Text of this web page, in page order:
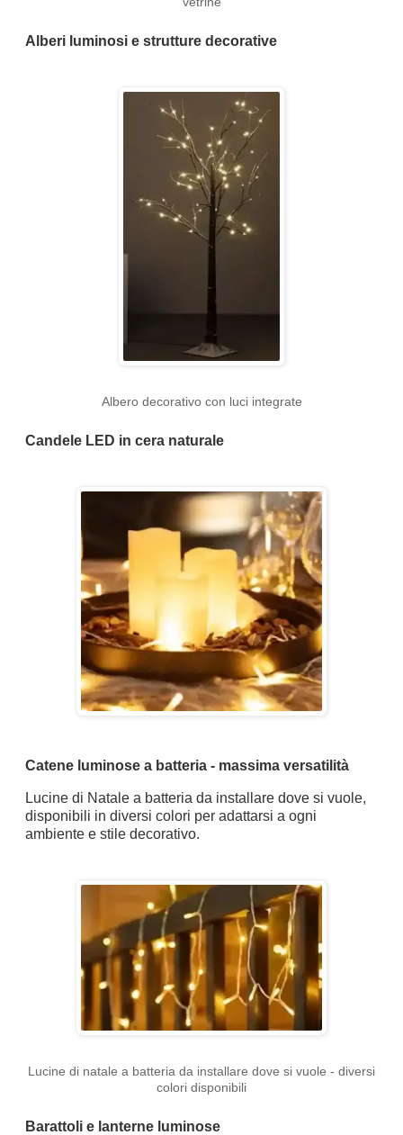
Alberi luminosi e strutture decorative
Albero decorativo con luci integrate
Candele LED in cera naturale
Catene luminose a batteria - massima versatilità
Lucine di Natale a batteria da installare dove si vuole,
disponibili in diversi colori per adattarsi a ogni
ambiente e stile decorativo.
Lucine di natale a batteria da installare dove si vuole - diversi
colori disponibili
Barattoli e lanterne luminose